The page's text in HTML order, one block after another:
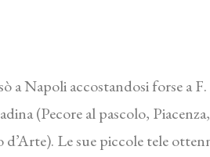
a Napoli accostandosi forse a
(Pecore al pascolo,
Le sue piccole tele